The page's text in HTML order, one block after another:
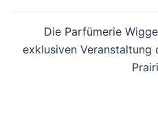
Die Parfümerie
exklusiven Veranstaltung